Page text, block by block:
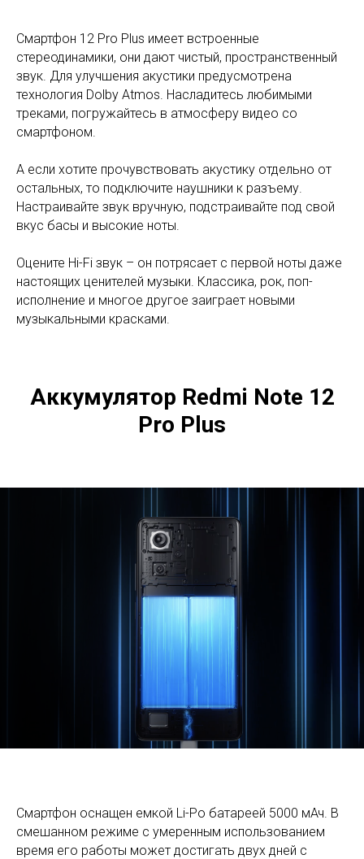
Смартфон 12 Pro Plus имеет встроенные
стереодинамики, они дают чистый, пространственный
звук. Для улучшения акустики предусмотрена
технология Dolby Atmos. Насладитесь любимыми
треками, погружайтесь в атмосферу видео со
смартфоном.
А если хотите прочувствовать акустику отдельно от
остальных, то подключите наушники к разъему.
Настраивайте звук вручную, подстраивайте под свой
вкус басы и высокие ноты.
Оцените Hi-Fi звук – он потрясает с первой ноты даже
настоящих ценителей музыки. Классика, рок, поп-
исполнение и многое другое заиграет новыми
музыкальными красками.
Аккумулятор Redmi Note 12
Pro Plus
Смартфон оснащен емкой Li-Po батареей 5000 мАч. В
смешанном режиме с умеренным использованием
время его работы может достигать двух дней с